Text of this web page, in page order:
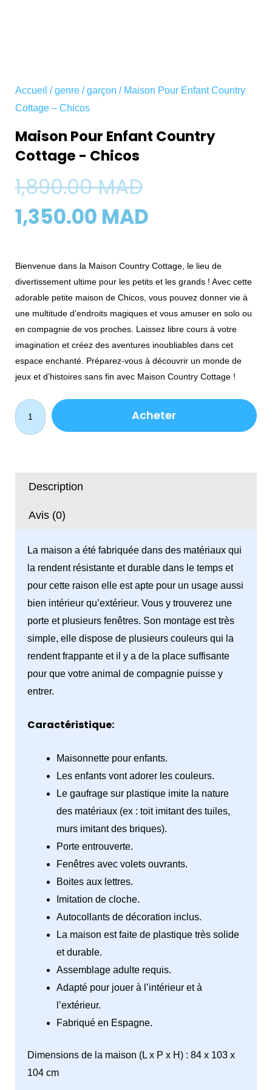
Accueil /genre /garçon / Maison Pour Enfant Country
Cottage – Chicos
Maison Pour Enfant Country
Cottage - Chicos
1,890.00MADLe
prix
était :
1,890.00
1,350.00 MAD
est :
1,350.00
Bienvenue dans la Maison Country Cottage, le lieu de
divertissement ultime pour les petits et les grands ! Avec cette
adorable petite maison de Chicos, vous pouvez donner vie à
une multitude d’endroits magiques et vous amuser en solo ou
en compagnie de vos proches. Laissez libre cours à votre
imagination et créez des aventures inoubliables dans cet
espace enchanté. Préparez-vous à découvrir un monde de
jeux et d’histoires sans fin avec Maison Country Cottage !
quantité
de
Maison
Country
Acheter
Description
Avis (0)
La maison a été fabriquée dans des matériaux qui
la rendent résistante et durable dans le temps et
pour cette raison elle est apte pour un usage aussi
bien intérieur qu’extérieur. Vous y trouverez une
porte et plusieurs fenêtres. Son montage est très
simple, elle dispose de plusieurs couleurs qui la
rendent frappante et il y a de la place suffisante
pour que votre animal de compagnie puisse y
entrer.
Caractéristique:
Maisonnette pour enfants.
Les enfants vont adorer les couleurs.
Le gaufrage sur plastique imite la nature
des matériaux (ex : toit imitant des tuiles,
murs imitant des briques).
Porte entrouverte.
Fenêtres avec volets ouvrants.
Boites aux lettres.
Imitation de cloche.
Autocollants de décoration inclus.
La maison est faite de plastique très solide
et durable.
Assemblage adulte requis.
Adapté pour jouer à l’intérieur et à
l’extérieur.
Fabriqué en Espagne.
Dimensions de la maison (L x P x H) : 84 x 103 x
104 cm